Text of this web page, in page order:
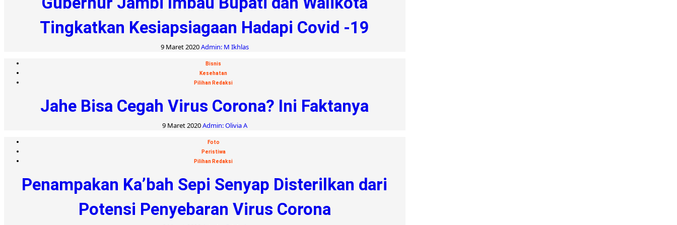
Tingkatkan Kesiapsiagaan Hadapi Covid -19
9 Maret 2020Admin: M Ikhlas
Bisnis
Kesehatan
Pilihan Redaksi
Jahe Bisa Cegah Virus Corona? Ini Faktanya
9 Maret 2020Admin: Olivia A
Foto
Peristiwa
Pilihan Redaksi
Penampakan Ka’bah Sepi Senyap Disterilkan dari
Potensi Penyebaran Virus Corona